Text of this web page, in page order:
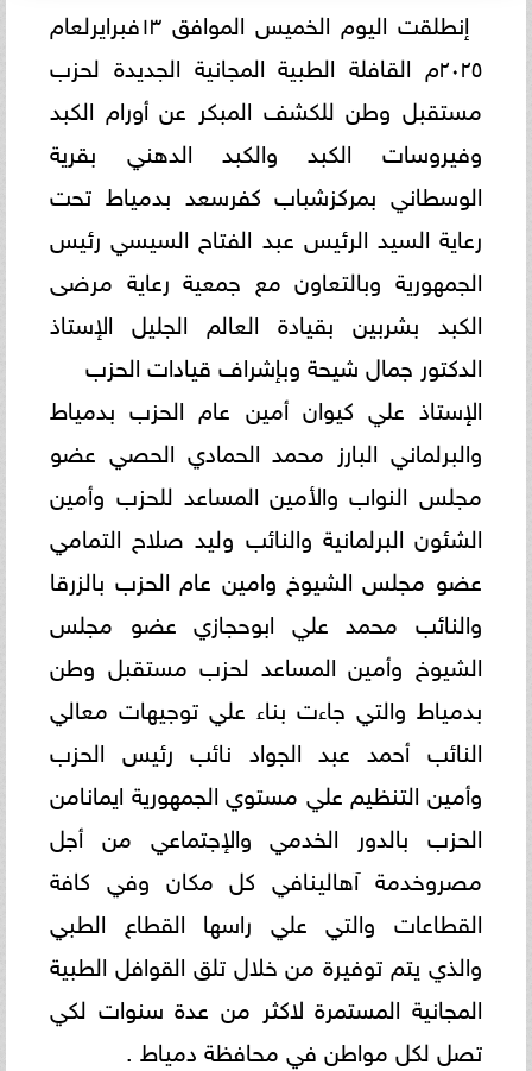
إنطلقت اليوم الخميس الموافق ١٣فبرايرلعام
٢٠٢٥م القافلة الطبية المجانية الجديدة لحزب
مستقبل وطن للكشف المبكر عن أورام الكبد
وفيروسات الكبد والكبد الدهني بقرية
الوسطاني بمركزشباب كفرسعد بدمياط تحت
رعاية السيد الرئيس عبد الفتاح السيسي رئيس
الجمهورية وبالتعاون مع جمعية رعاية مرضى
الكبد بشربين بقيادة العالم الجليل الإستاذ
الدكتور جمال شيحة وبإشراف قيادات الحزب
الإستاذ علي كيوان أمين عام الحزب بدمياط
والبرلماني البارز محمد الحمادي الحصي عضو
مجلس النواب والأمين المساعد للحزب وأمين
الشئون البرلمانية والنائب وليد صلاح التمامي
عضو مجلس الشيوخ وامين عام الحزب بالزرقا
والنائب محمد علي ابوحجازي عضو مجلس
الشيوخ وأمين المساعد لحزب مستقبل وطن
بدمياط والتي جاءت بناء علي توجيهات معالي
النائب أحمد عبد الجواد نائب رئيس الحزب
وأمين التنظيم علي مستوي الجمهورية ايمانامن
الحزب بالدور الخدمي والإجتماعي من أجل
مصروخدمة آهالينافي كل مكان وفي كافة
القطاعات والتي علي راسها القطاع الطبي
والذي يتم توفيرة من خلال تلق القوافل الطبية
المجانية المستمرة لاكثر من عدة سنوات لكي
تصل لكل مواطن في محافظة دمياط .